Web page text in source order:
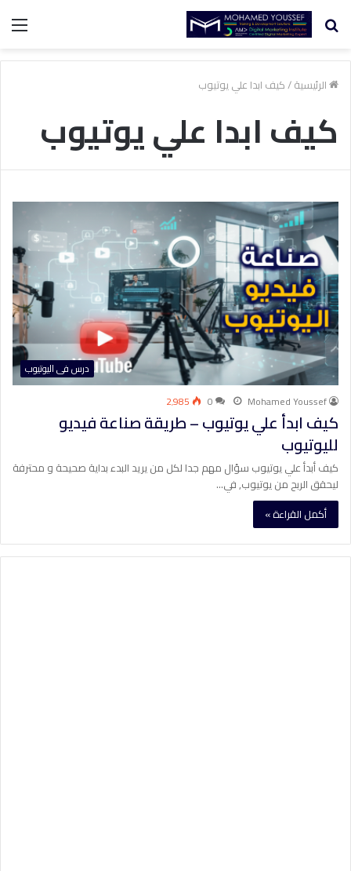
بحث
الرئيسية/كيف ابدا علي يوتيوب
كيف ابدا علي يوتيوب
درس فى اليوتيوب
Mohamed Youssef
0 2٬985
كيف ابدأ علي يوتيوب – طريقة صناعة فيديو
لليوتيوب
كيف أبدأ علي يوتيوب سؤال مهم جدا لكل من يريد البدء بداية صحيحة و محترفة
ليحقق الربح من يوتيوب, في…
أكمل القراءة »